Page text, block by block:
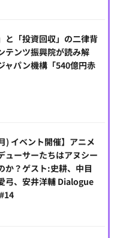
と「投資回収」の二律背
テンツ振興院が読み解
ャパン機構「540億円赤
) イベント開催】アニメ
ューサーたちはアヌシー
か？ゲスト:史耕、中目
弓、安井洋輔 Dialogue